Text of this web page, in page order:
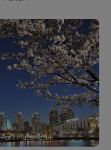
Myeongsuk